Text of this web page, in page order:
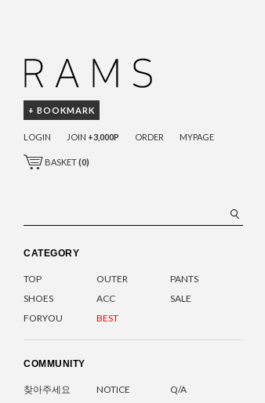
+ BOOKMARK
LOGIN JOIN +3,000P ORDER MYPAGE
BASKET(0)
CATEGORY
TOP OUTER
PANTS
SHOES
ACC
SALE
FORYOU
BEST
COMMUNITY
찾아주세요 NOTICE
Q/A